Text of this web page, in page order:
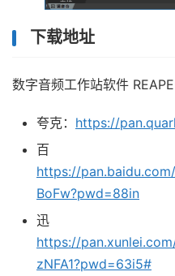
下载地址
数字音频工作站软件
夸克： https://
百
https://
BoFw?pwd=88in
迅
https://
zNFA1?pwd=63i5#